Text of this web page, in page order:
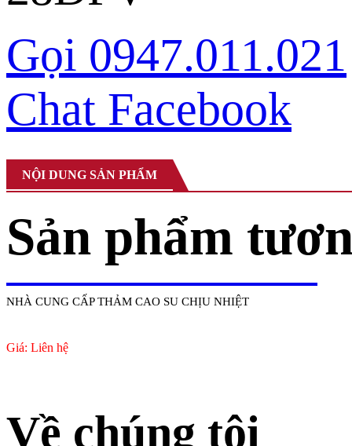
Gọi 0947.011.021
Chat Facebook
NỘI DUNG SẢN PHẨM
Sản phẩm
NHÀ CUNG CẤP THẢM CAO SU CHỊU NHIỆT
Giá: Liên hệ
Về chúng tôi